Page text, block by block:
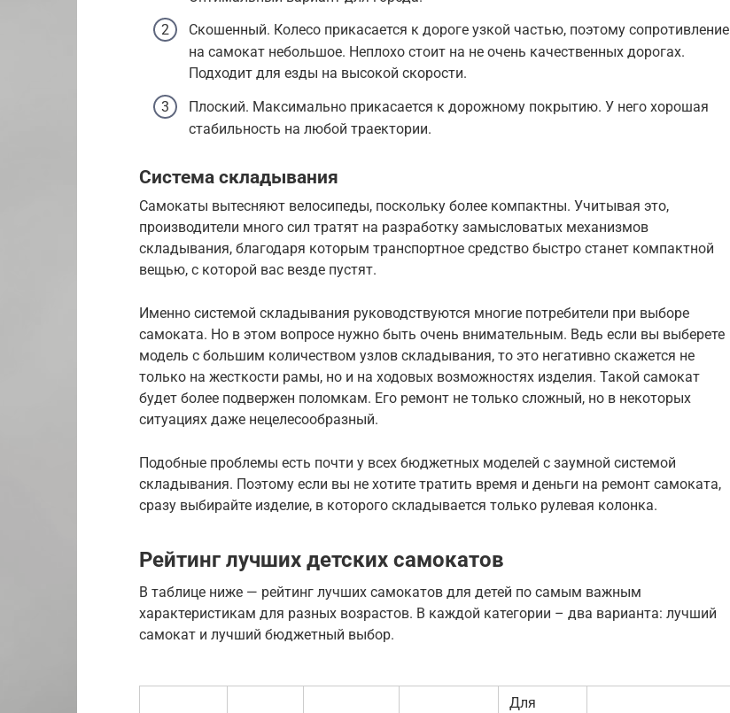
Скошенный. Колесо прикасается к дороге узкой частью, поэтому сопротивление
на самокат небольшое. Неплохо стоит на не очень качественных дорогах.
Подходит для езды на высокой скорости.
Плоский. Максимально прикасается к дорожному покрытию. У него хорошая
стабильность на любой траектории.
Система складывания
Самокаты вытесняют велосипеды, поскольку более компактны. Учитывая это,
производители много сил тратят на разработку замысловатых механизмов
складывания, благодаря которым транспортное средство быстро станет компактной
вещью, с которой вас везде пустят.
Именно системой складывания руководствуются многие потребители при выборе
самоката. Но в этом вопросе нужно быть очень внимательным. Ведь если вы выберете
модель с большим количеством узлов складывания, то это негативно скажется не
только на жесткости рамы, но и на ходовых возможностях изделия. Такой самокат
будет более подвержен поломкам. Его ремонт не только сложный, но в некоторых
ситуациях даже нецелесообразный.
Подобные проблемы есть почти у всех бюджетных моделей с заумной системой
складывания. Поэтому если вы не хотите тратить время и деньги на ремонт самоката,
сразу выбирайте изделие, в которого складывается только рулевая колонка.
Рейтинг лучших детских самокатов
В таблице ниже — рейтинг лучших самокатов для детей по самым важным
характеристикам для разных возрастов. В каждой категории – два варианта: лучший
самокат и лучший бюджетный выбор.
Для